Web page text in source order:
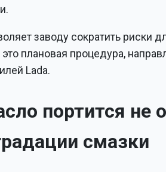
заводу сократить риски
плановая процедура,
Lada.
портится не
смазки